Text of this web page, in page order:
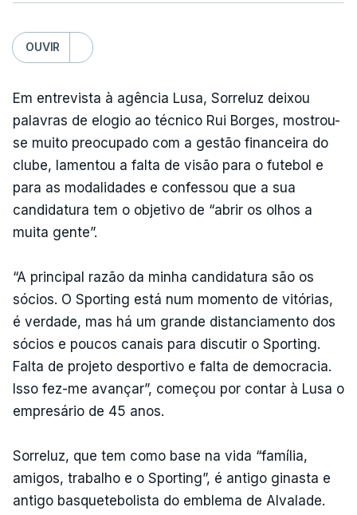
OUVIR
Em entrevista à agência Lusa, Sorreluz deixou
palavras de elogio ao técnico Rui Borges, mostrou-
se muito preocupado com a gestão financeira do
clube, lamentou a falta de visão para o futebol e
para as modalidades e confessou que a sua
candidatura tem o objetivo de “abrir os olhos a
muita gente”.
“A principal razão da minha candidatura são os
sócios. O Sporting está num momento de vitórias,
é verdade, mas há um grande distanciamento dos
sócios e poucos canais para discutir o Sporting.
Falta de projeto desportivo e falta de democracia.
Isso fez-me avançar”, começou por contar à Lusa o
empresário de 45 anos.
Sorreluz, que tem como base na vida “família,
amigos, trabalho e o Sporting”, é antigo ginasta e
antigo basquetebolista do emblema de Alvalade.